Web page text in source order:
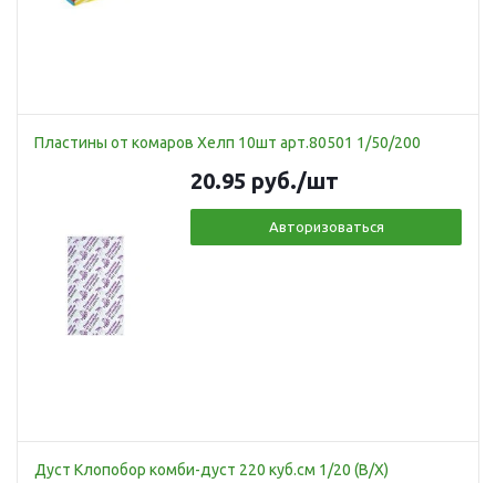
Пластины от комаров Хелп 10шт арт.80501 1/50/200
20.95 руб./шт
Авторизоваться
Дуст Клопобор комби-дуст 220 куб.см 1/20 (В/Х)